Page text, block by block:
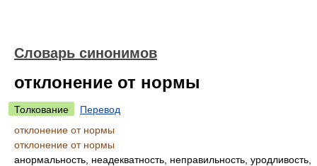
Словарь синонимов
отклонение от нормы
Толкование
Перевод
отклонение от нормы
отклонение от нормы
анормальность, неадекватность, неправильность, уродливость,